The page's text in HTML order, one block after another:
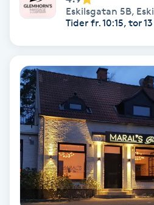
Klippning ungdom
Kosmetisk tatuering
Kostrådgivning
Kroppsinpackning
Kroppspeeling
Eskilsgatan 5B,
Tider fr. 10:15, tor